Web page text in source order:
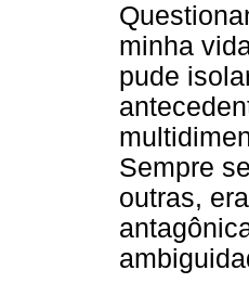
minha
pude
Sempre
outras,